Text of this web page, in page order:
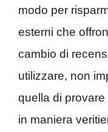
modo per
esterni che
cambio di
utilizzare, non
quella di
in maniera